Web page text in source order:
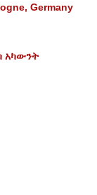
Germany
አካውንት